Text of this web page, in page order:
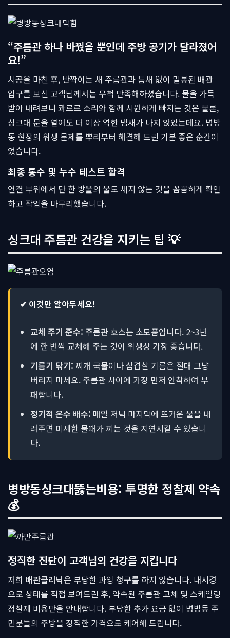
“주름관 하나 바꿨을 뿐인데 주방 공기가 달라졌어
요!”
시공을 마친 후, 반짝이는 새 주름관과 틈새 없이 밀봉된 배관
입구를 보신 고객님께서는 무척 만족해하셨습니다. 물을 가득
받아 내려보니 콰르르 소리와 함께 시원하게 빠지는 것은 물론,
싱크대 문을 열어도 더 이상 역한 냄새가 나지 않았는데요. 병방
동 현장의 위생 문제를 뿌리부터 해결해 드린 기분 좋은 순간이
었습니다.
최종 통수 및 누수 테스트 합격
연결 부위에서 단 한 방울의 물도 새지 않는 것을 꼼꼼하게 확인
하고 작업을 마무리했습니다.
싱크대 주름관 건강을 지키는 팁 💡
✔ 이것만 알아두세요!
교체 주기 준수: 주름관 호스는 소모품입니다. 2~3년
에 한 번씩 교체해 주는 것이 위생상 가장 좋습니다.
기름기 닦기: 찌개 국물이나 삼겹살 기름은 절대 그냥
버리지 마세요. 주름관 사이에 가장 먼저 안착하여 부
패합니다.
정기적 온수 배수: 매일 저녁 마지막에 뜨거운 물을 내
려주면 미세한 물때가 끼는 것을 지연시킬 수 있습니
다.
병방동싱크대뚫는비용: 투명한 정찰제 약속
💰
정직한 진단이 고객님의 건강을 지킵니다
저희 배관클리닉은 부당한 과잉 청구를 하지 않습니다. 내시경
으로 상태를 직접 보여드린 후, 약속된 주름관 교체 및 스케일링
정찰제 비용만을 안내합니다. 부당한 추가 요금 없이 병방동 주
민분들의 주방을 정직한 가격으로 케어해 드립니다.